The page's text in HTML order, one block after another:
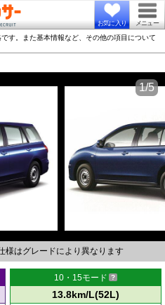
お気に入り メニュー
す。また基本情報など、その他の項目について
様はグレードにより異なります
1/5
10・15モード
13.8km/L(52L)